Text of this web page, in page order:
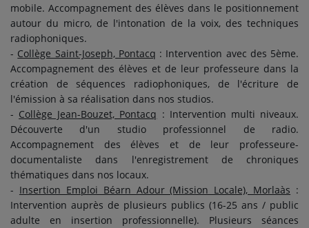
mobile. Accompagnement des élèves dans le positionnement
autour du micro, de l'intonation de la voix, des techniques
radiophoniques.
- Collège Saint-Joseph, Pontacq : Intervention avec des 5ème.
Accompagnement des élèves et de leur professeure dans la
création de séquences radiophoniques, de l'écriture de
l'émission à sa réalisation dans nos studios.
- Collège Jean-Bouzet, Pontacq : Intervention multi niveaux.
Découverte d'un studio professionnel de radio.
Accompagnement des élèves et de leur professeure-
documentaliste dans l'enregistrement de chroniques
thématiques dans nos locaux.
- Insertion Emploi Béarn Adour (Mission Locale), Morlaàs :
Intervention auprès de plusieurs publics (16-25 ans / public
adulte en insertion professionnelle). Plusieurs séances